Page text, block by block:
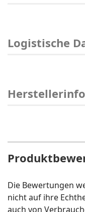
Logistische
Herstellerinfo
Die Bewertungen
nicht auf ihre
auch von